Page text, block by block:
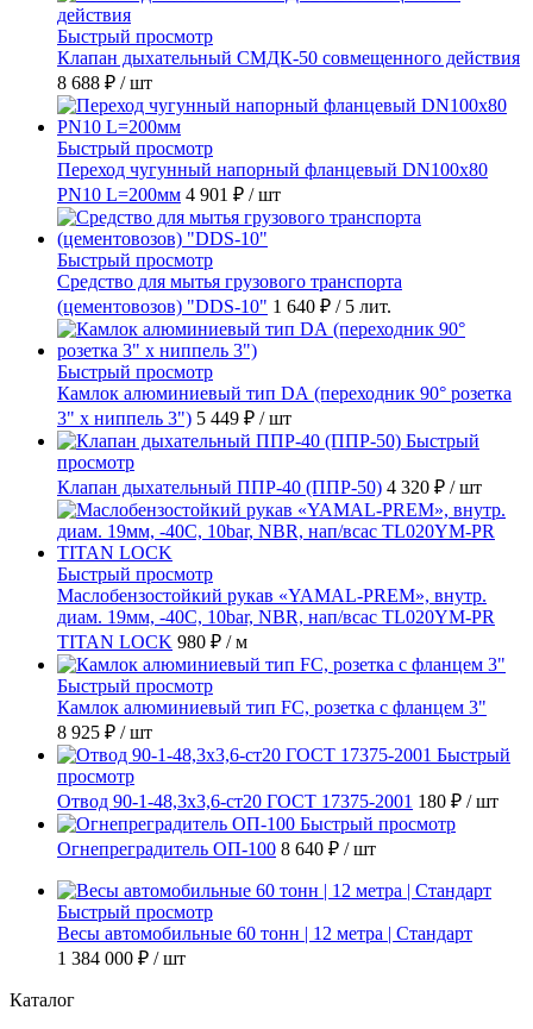
Быстрый просмотр
Клапан дыхательный СМДК-50 совмещенного действия
8 688 ₽ / шт
Быстрый просмотр
Переход чугунный напорный фланцевый DN100х80
PN10 L=200мм 4 901 ₽ / шт
Быстрый просмотр
Средство для мытья грузового транспорта
(цементовозов) "DDS-10" 1 640 ₽ / 5 лит.
Быстрый просмотр
Камлок алюминиевый тип DА (переходник 90° розетка
3" х ниппель 3") 5 449 ₽ / шт
Быстрый
просмотр
Клапан дыхательный ППР-40 (ППР-50) 4 320 ₽ / шт
Быстрый просмотр
Маслобензостойкий рукав «YAMAL-PREM», внутр.
диам. 19мм, -40C, 10bar, NBR, нап/всас TL020YM-PR
TITAN LOCK 980 ₽ / м
Быстрый просмотр
Камлок алюминиевый тип FC, розетка с фланцем 3"
8 925 ₽ / шт
Быстрый
просмотр
Отвод 90-1-48,3х3,6-ст20 ГОСТ 17375-2001 180 ₽ / шт
Быстрый просмотр
Огнепреградитель ОП-100 8 640 ₽ / шт
Быстрый просмотр
Весы автомобильные 60 тонн | 12 метра | Стандарт
1 384 000 ₽ / шт
Каталог